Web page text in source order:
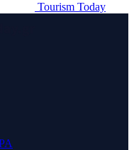
Tourism Today